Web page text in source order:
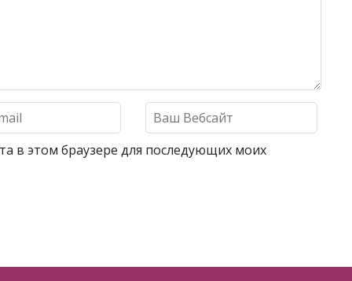
в этом браузере для последующих моих